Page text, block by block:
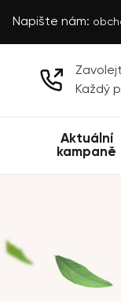
Napište nám:
Každý
Aktuální
kampaně